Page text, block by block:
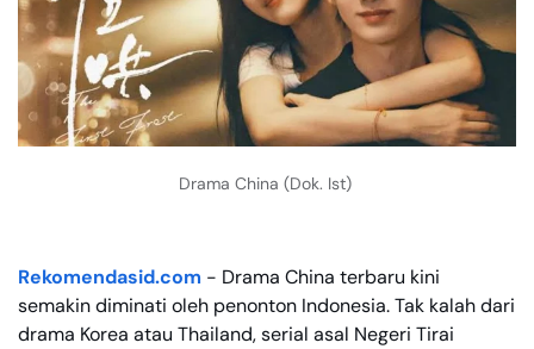
Drama China (Dok. Ist)
Rekomendasid.com - Drama China terbaru kini
semakin diminati oleh penonton Indonesia. Tak kalah dari
drama Korea atau Thailand, serial asal Negeri Tirai